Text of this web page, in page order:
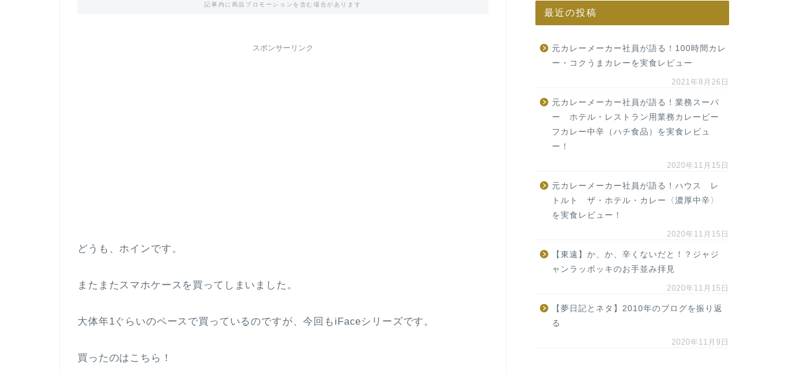
記事内に商品プロモーションを含む場合があります
スポンサーリンク
どうも、ホインです。
またまたスマホケースを買ってしまいました。
大体年1ぐらいのペースで買っているのですが、今回もiFaceシリーズです。
買ったのはこちら！
最近の投稿
元カレーメーカー社員が語る！100時間カレ
ー・コクうまカレーを実食レビュー
2021年8月26日
元カレーメーカー社員が語る！業務スーパ
ー ホテル・レストラン用業務カレービー
フカレー中辛（ハチ食品）を実食レビュ
ー！
2020年11月15日
元カレーメーカー社員が語る！ハウス レ
トルト ザ・ホテル・カレー〈濃厚中辛〉
を実食レビュー！
2020年11月15日
【東遠】か、か、辛くないだと！？ジャジ
ャンラッポッキのお手並み拝見
2020年11月15日
【夢日記とネタ】2010年のブログを振り返
る
2020年11月9日